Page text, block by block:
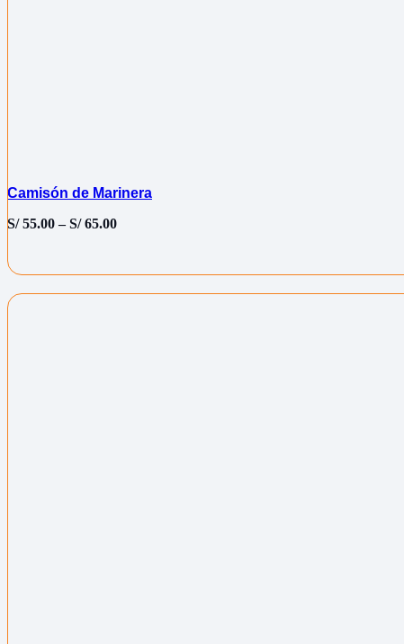
Camisón de Marinera
S/55.00–S/65.00